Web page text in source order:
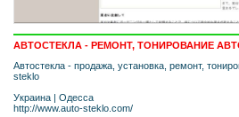
АВТОСТЕКЛА - РЕМОНТ, ТОНИРОВАНИЕ
Автостекла - продажа, установка, ремонт,
steklo
Украина
Одесса
http://www.auto-steklo.com/